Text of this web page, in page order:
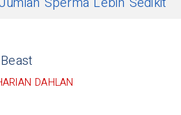
DAHLAN